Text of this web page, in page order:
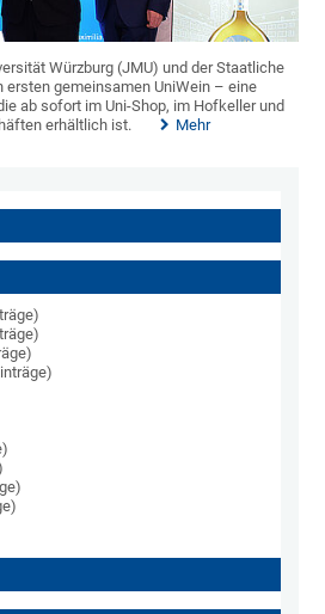
Würzburg (JMU) und der Staatliche
ersten gemeinsamen UniWein – eine
ab sofort im Uni-Shop, im Hofkeller und
erhältlich ist.
Mehr